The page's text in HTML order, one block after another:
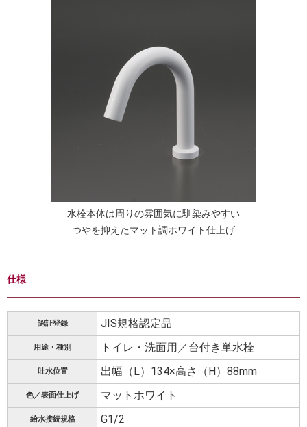
水栓本体は周りの雰囲気に馴染みやすい
つやを抑えたマット調ホワイト仕上げ
仕様
認証登録 JIS規格認定品
用途・種別 トイレ・洗面用／台付き単水栓
吐水位置 出幅（L）134×高さ（H）88mm
色／表面仕上げ マットホワイト
給水接続規格 G1/2